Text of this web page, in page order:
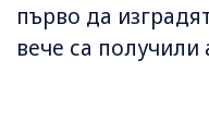
първо да
вече са получили